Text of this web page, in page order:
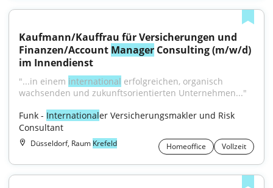
Kaufmann/Kauffrau für Versicherungen und
Finanzen/Account Manager Consulting (m/w/d)
im Innendienst
"...in einem international erfolgreichen, organisch
wachsenden und zukunftsorientierten Unternehmen..."
Funk - Internationaler Versicherungsmakler und Risk
Consultant
Düsseldorf, Raum Krefeld Homeoffice Vollzeit